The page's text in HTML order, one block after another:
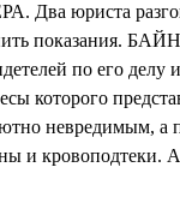
Два юриста
показания.
по его делу
которого
невредимым, а
и кровоподтеки.